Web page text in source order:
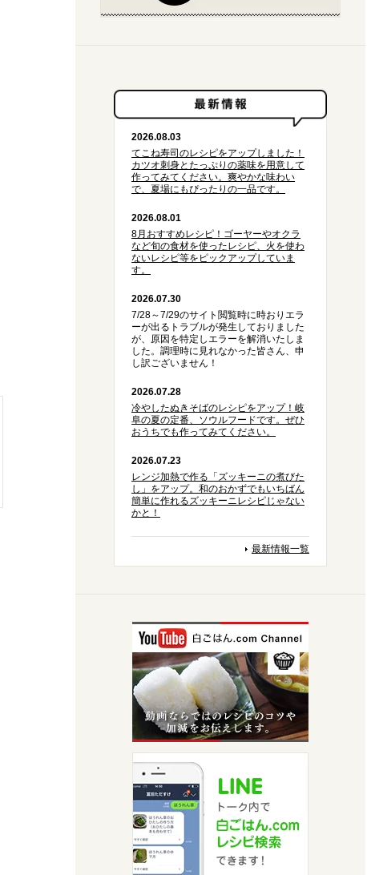
2026.08.03
てこね寿司のレシピをアップしました！
カツオ刺身とたっぷりの薬味を用意して
作ってみてください。爽やかな味わい
で、夏場にもぴったりの一品です。
2026.08.01
8月おすすめレシピ！ゴーヤーやオクラ
など旬の食材を使ったレシピ、火を使わ
ないレシピ等をピックアップしていま
す。
2026.07.30
7/28～7/29のサイト閲覧時に時おりエラ
ーが出るトラブルが発生しておりました
が、原因を特定しエラーを解消いたしま
した。調理時に見れなかった皆さん、申
し訳ございません！
2026.07.28
冷やしたぬきそばのレシピをアップ！岐
阜の夏の定番、ソウルフードです。ぜひ
おうちでも作ってみてください。
2026.07.23
レンジ加熱で作る「ズッキーニの煮びた
し」をアップ。和のおかずでもいちばん
簡単に作れるズッキーニレシピじゃない
かと！
最新情報一覧